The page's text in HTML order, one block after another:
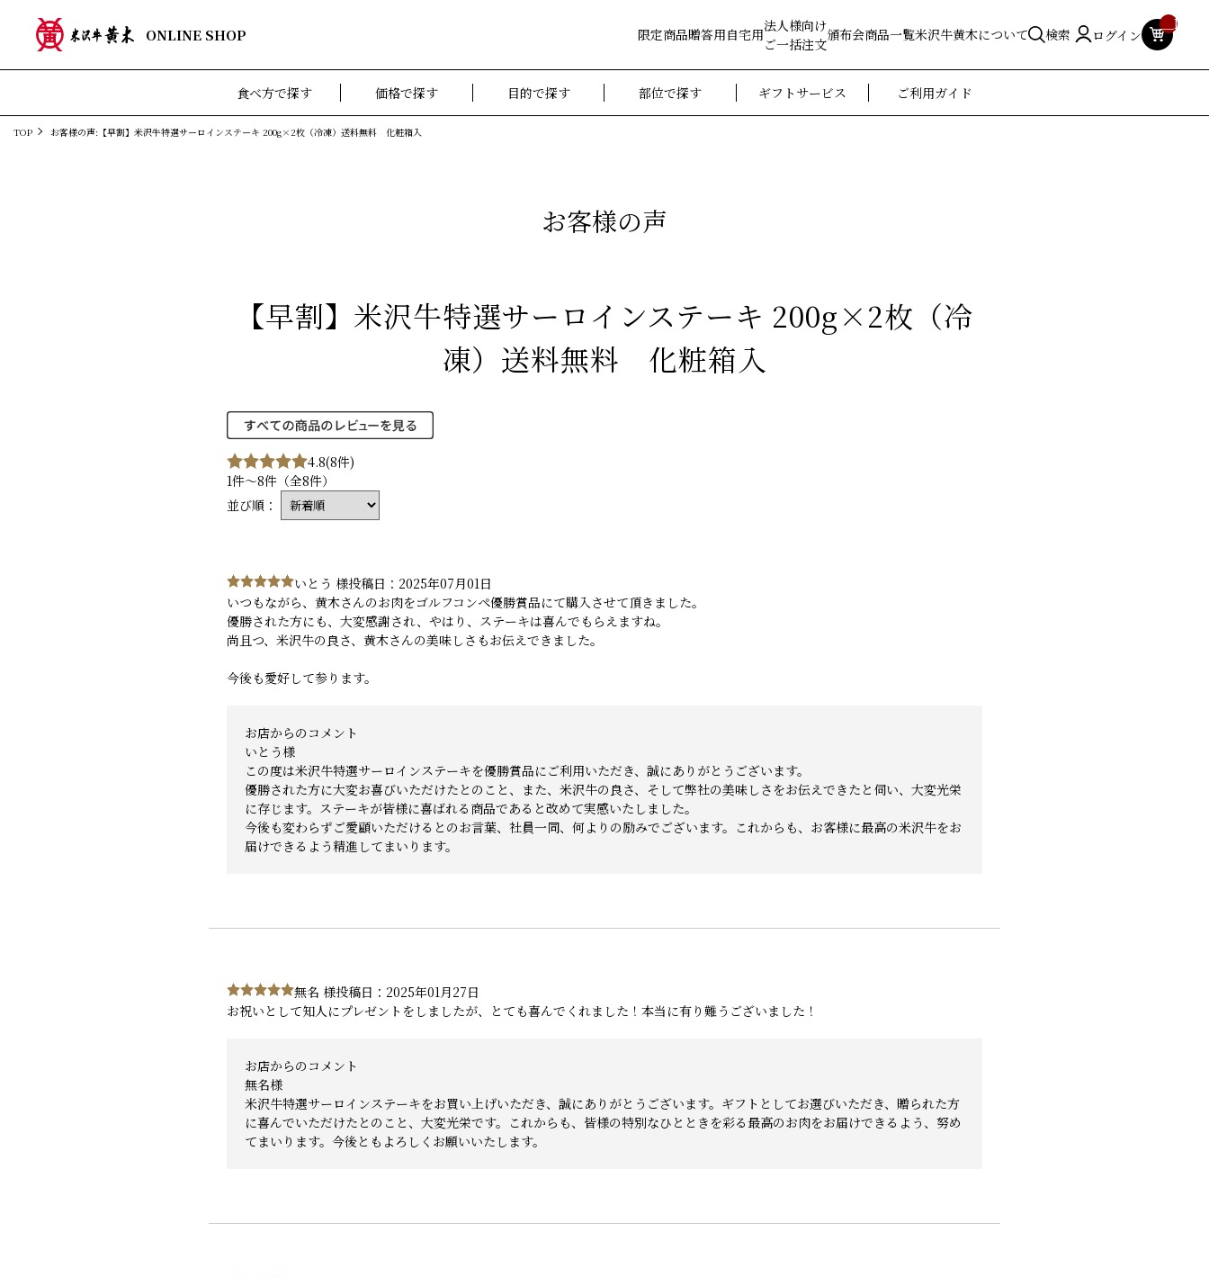
ONLINE SHOP 限定商品贈答用自宅用
法人様向け
ご一括注文
頒布会商品一覧米沢牛黄木について 検索 ログイン
食べ方で探す 価格で探す 目的で探す 部位で探す ギフトサービス ご利用ガイド
TOP お客様の声:【早割】米沢牛特選サーロインステーキ 200g×2枚（冷凍）送料無料 化粧箱入
お客様の声
【早割】米沢牛特選サーロインステーキ 200g×2枚（冷
凍）送料無料 化粧箱入
4.8(8件)
1件～8件（全8件）
並び順：
いとう 様投稿日：2025年07月01日
いつもながら、黄木さんのお肉をゴルフコンペ優勝賞品にて購入させて頂きました。
優勝された方にも、大変感謝され、やはり、ステーキは喜んでもらえますね。
尚且つ、米沢牛の良さ、黄木さんの美味しさもお伝えできました。
今後も愛好して参ります。
お店からのコメント
いとう様
この度は米沢牛特選サーロインステーキを優勝賞品にご利用いただき、誠にありがとうございます。
優勝された方に大変お喜びいただけたとのこと、また、米沢牛の良さ、そして弊社の美味しさをお伝えできたと伺い、大変光栄
に存じます。ステーキが皆様に喜ばれる商品であると改めて実感いたしました。
今後も変わらずご愛顧いただけるとのお言葉、社員一同、何よりの励みでございます。これからも、お客様に最高の米沢牛をお
届けできるよう精進してまいります。
無名 様投稿日：2025年01月27日
お祝いとして知人にプレゼントをしましたが、とても喜んでくれました！本当に有り難うございました！
お店からのコメント
無名様
米沢牛特選サーロインステーキをお買い上げいただき、誠にありがとうございます。ギフトとしてお選びいただき、贈られた方
に喜んでいただけたとのこと、大変光栄です。これからも、皆様の特別なひとときを彩る最高のお肉をお届けできるよう、努め
てまいります。今後ともよろしくお願いいたします。